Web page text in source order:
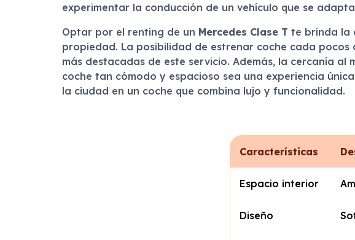
experimentar la conducción de un vehículo que se
Optar por el renting de un Mercedes Clase T te brinda la
propiedad. La posibilidad de estrenar coche cada
más destacadas de este servicio. Además, la cercanía
coche tan cómodo y espacioso sea una experiencia
la ciudad en un coche que combina lujo y funcionalidad.
Características
Espacio interior
Diseño